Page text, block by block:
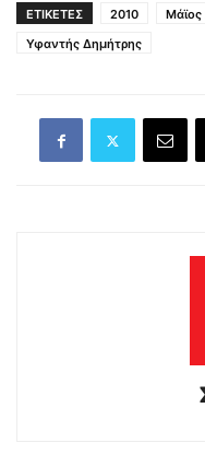
ΕΤΙΚΕΤΕΣ 2010 Μάϊος
Υφαντής Δημήτρης